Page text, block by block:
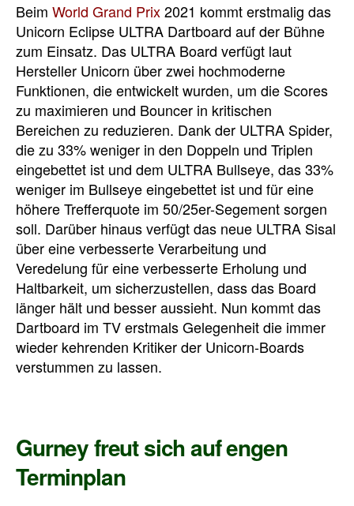
Beim World Grand Prix2021 kommt erstmalig das
Unicorn Eclipse ULTRA Dartboard auf der Bühne
zum Einsatz. Das ULTRA Board verfügt laut
Hersteller Unicorn über zwei hochmoderne
Funktionen, die entwickelt wurden, um die Scores
zu maximieren und Bouncer in kritischen
Bereichen zu reduzieren. Dank der ULTRA Spider,
die zu 33% weniger in den Doppeln und Triplen
eingebettet ist und dem ULTRA Bullseye, das 33%
weniger im Bullseyeeingebettet ist und für eine
höhere Trefferquote im 50/25er-Segement sorgen
soll. Darüber hinaus verfügt das neue ULTRA Sisal
über eine verbesserte Verarbeitung und
Veredelung für eine verbesserte Erholung und
Haltbarkeit, um sicherzustellen, dass das Board
länger hält und besser aussieht. Nun kommt das
Dartboard im TV erstmals Gelegenheit die immer
wieder kehrenden Kritiker der Unicorn-Boards
verstummen zu lassen.
Gurney freut sich auf engen
Terminplan